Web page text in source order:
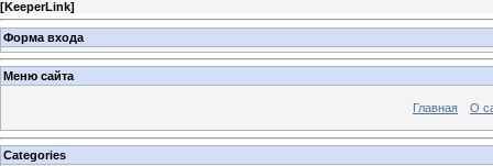
[KeeperLink]
Форма входа
Меню сайта
Главная О
Categories